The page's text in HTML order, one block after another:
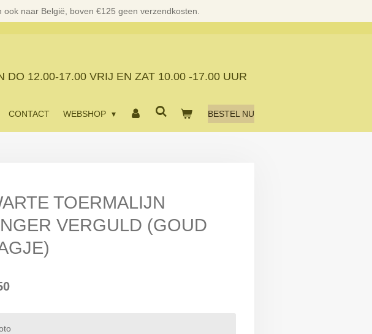
naar België, boven €125 geen verzendkosten.
DO 12.00-17.00 VRIJ EN ZAT 10.00 -17.00 UUR
CONTACT WEBSHOP BESTEL NU
TOERMALIJN
VERGULD (GOUD